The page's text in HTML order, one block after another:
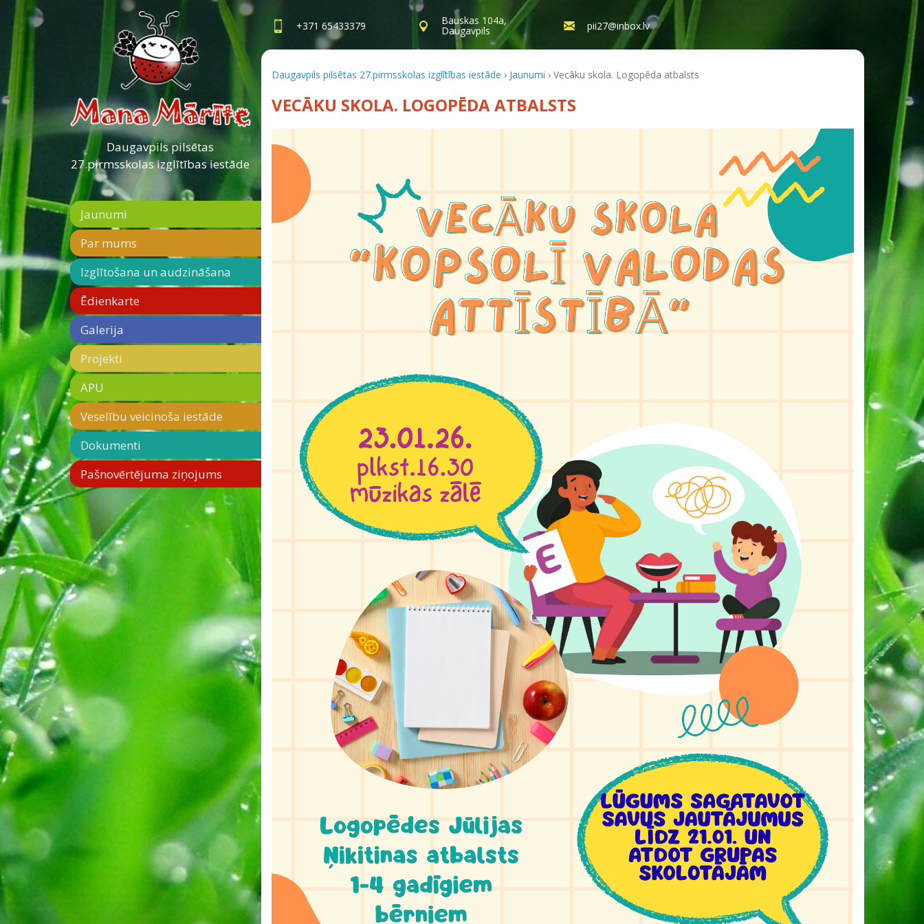
Daugavpils pilsētas
27.pirmsskolas izglītības iestāde
+371 65433379 Bauskas 104a,
Daugavpils pii27@inbox.lv
Jaunumi
Par mums
Izglītošana un audzināšana
Ēdienkarte
Galerija
Projekti
APU
Veselību veicinoša iestāde
Dokumenti
Pašnovērtējuma ziņojums
Daugavpils pilsētas 27.pirmsskolas izglītības iestāde › Jaunumi › Vecāku skola. Logopēda atbalsts
VECĀKU SKOLA. LOGOPĒDA ATBALSTS